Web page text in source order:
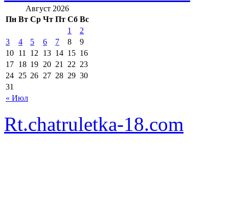
Август 2026
Пн Вт Ср Чт Пт Сб Вс
« Июл
1
2
3
4 5 6 7 8
9
10 11 12 13 14 15 16
17 18 19 20 21 22 23
24 25 26 27 28 29 30
31
Rt.chatruletka-18.com